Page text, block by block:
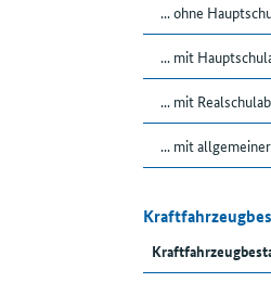
... ohne
... mit
... mit
... mit